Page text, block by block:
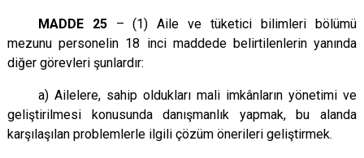
MADDE 25– (1) Aile ve tüketici bilimleri bölümü
mezunu personelin 18 inci maddede belirtilenlerin yanında
diğer görevleri şunlardır:
a) Ailelere, sahip oldukları mali imkânların yönetimi ve
geliştirilmesi konusunda danışmanlık yapmak, bu alanda
karşılaşılan problemlerle ilgili çözüm önerileri geliştirmek.